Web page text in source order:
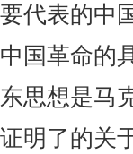
表的中
国革命的
思想是马
明了的关